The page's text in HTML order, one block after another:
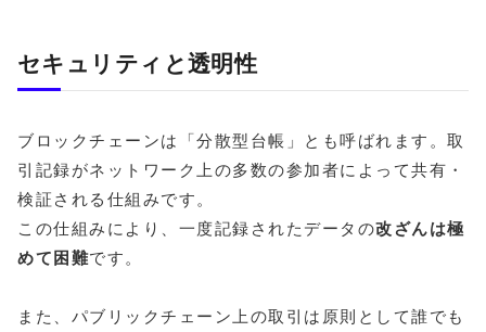
セキュリティと透明性
ブロックチェーンは「分散型台帳」とも呼ばれます。取
引記録がネットワーク上の多数の参加者によって共有・
検証される仕組みです。
この仕組みにより、一度記録されたデータの改ざんは極
めて困難です。
また、パブリックチェーン上の取引は原則として誰でも